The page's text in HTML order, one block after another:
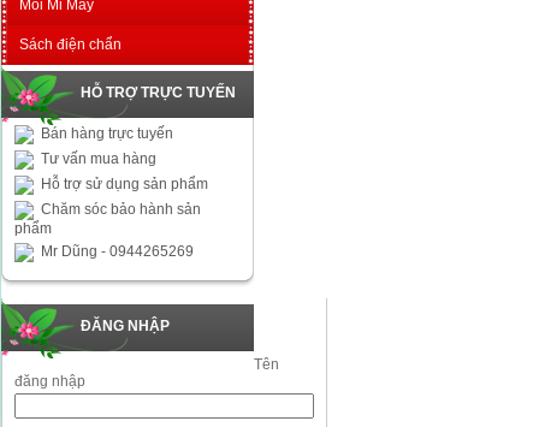
Môi Mi Mày
Sách điện chẩn
HỖ TRỢ TRỰC TUYẾN
Bán hàng trực tuyến
Tư vấn mua hàng
Hỗ trợ sử dụng sản phẩm
Chăm sóc bảo hành sản
phẩm
Mr Dũng - 0944265269
ĐĂNG NHẬP
Tên
đăng nhập